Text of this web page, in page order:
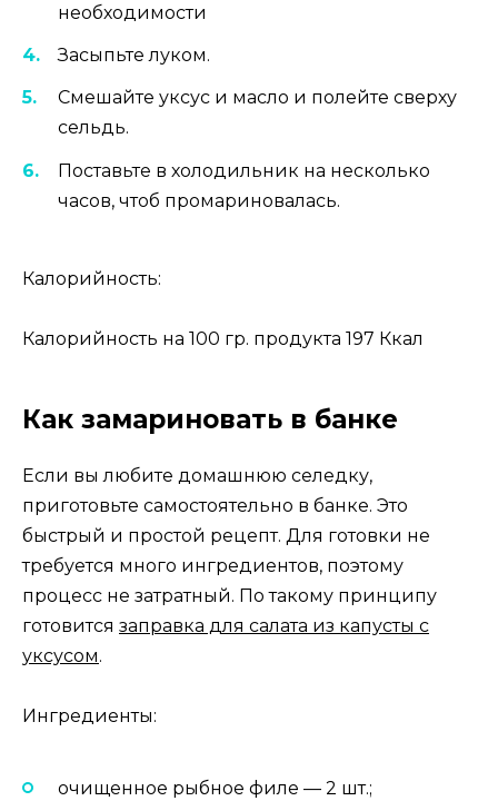
необходимости
Засыпьте луком.
Смешайте уксус и масло и полейте сверху
сельдь.
Поставьте в холодильник на несколько
часов, чтоб промариновалась.
Калорийность:
Калорийность на 100 гр. продукта 197 Ккал
Как замариновать в банке
Если вы любите домашнюю селедку,
приготовьте самостоятельно в банке. Это
быстрый и простой рецепт. Для готовки не
требуется много ингредиентов, поэтому
процесс не затратный. По такому принципу
готовится заправка для салата из капусты с
уксусом.
Ингредиенты:
очищенное рыбное филе — 2 шт.;